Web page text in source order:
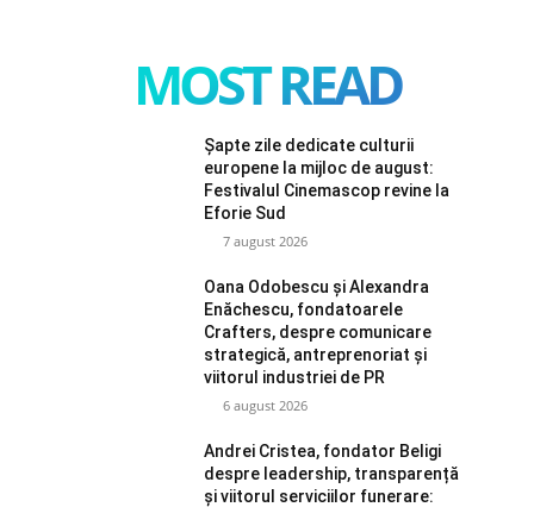
MOST READ
Șapte zile dedicate culturii
europene la mijloc de august:
Festivalul Cinemascop revine la
Eforie Sud
7 august 2026
Oana Odobescu și Alexandra
Enăchescu, fondatoarele
Crafters, despre comunicare
strategică, antreprenoriat și
viitorul industriei de PR
6 august 2026
Andrei Cristea, fondator Beligi
despre leadership, transparență
și viitorul serviciilor funerare: